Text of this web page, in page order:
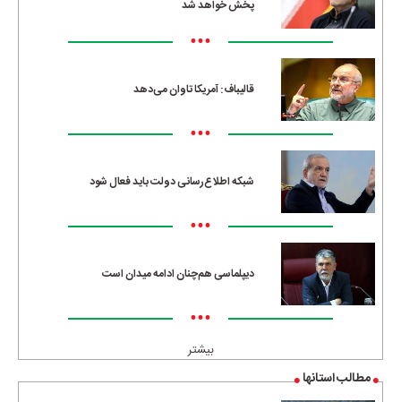
پخش خواهد شد
•••
قالیباف: آمریکا تاوان می‌دهد
•••
شبکه اطلاع‌رسانی دولت باید فعال شود
•••
دیپلماسی هم‌چنان ادامه میدان است
•••
بیشتر
مطالب استانها